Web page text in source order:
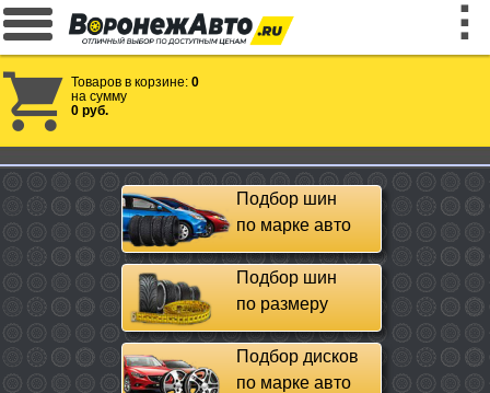
Товаров в корзине: 0
на сумму
0 руб.
Подбор шин
по марке авто
Подбор шин
по размеру
Подбор дисков
по марке авто